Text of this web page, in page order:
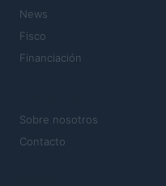
News
Fisco
Financiación
Sobre nosotros
Contacto